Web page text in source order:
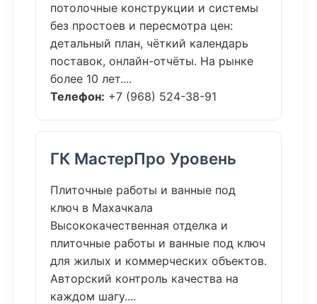
потолочные конструкции и системы
без простоев и пересмотра цен:
детальный план, чёткий календарь
поставок, онлайн-отчёты. На рынке
более 10 лет....
Телефон: +7 (968) 524-38-91
ГК МастерПро Уровень
Плиточные работы и ванные под
ключ в Махачкала
Высококачественная отделка и
плиточные работы и ванные под ключ
для жилых и коммерческих объектов.
Авторский контроль качества на
каждом шагу....